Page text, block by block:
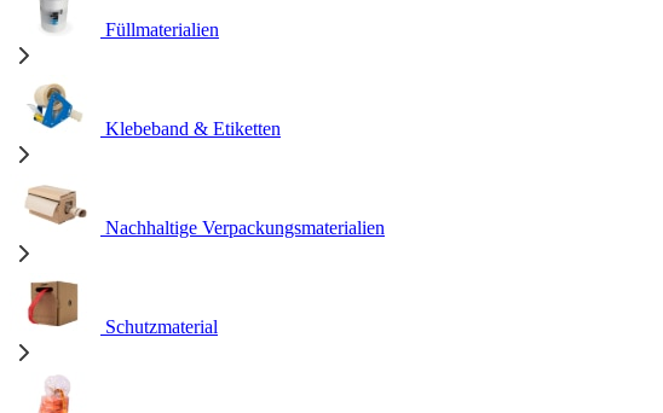
Füllmaterialien
Klebeband & Etiketten
Nachhaltige Verpackungsmaterialien
Schutzmaterial